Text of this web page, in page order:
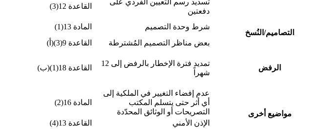
دفعتين
القاعدة 12(3)
التصاميم/النُسخ
شرط وحدة التصميم المادة 13(1)
بعض مناظر التصميم المُشترطة
القاعدة 9(3)(أ)
الرفض
تمديد فترة الإخطار بالرفض إلى 12
شهراً
القاعدة 18(1)(ب)
مواضيع أخرى
عدم إفضاء التغيير في الملكية إلى
أي أثر حتى يتسلم المكتب
التصريحات أو الوثائق المحدّدة
المادة 16(2)
الإذن الأمني
القاعدة 13(4)